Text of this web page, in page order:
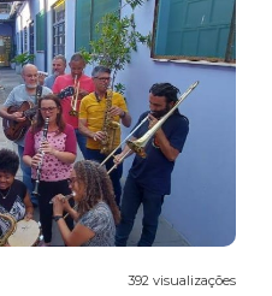
392 visualizações